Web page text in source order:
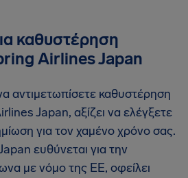
καθυστέρηση
Airlines Japan
αντιμετωπίσετε καθυστέρηση
Japan, αξίζει να ελέγξετε
για τον χαμένο χρόνο σας.
ευθύνεται για την
με νόμο της ΕΕ, οφείλει